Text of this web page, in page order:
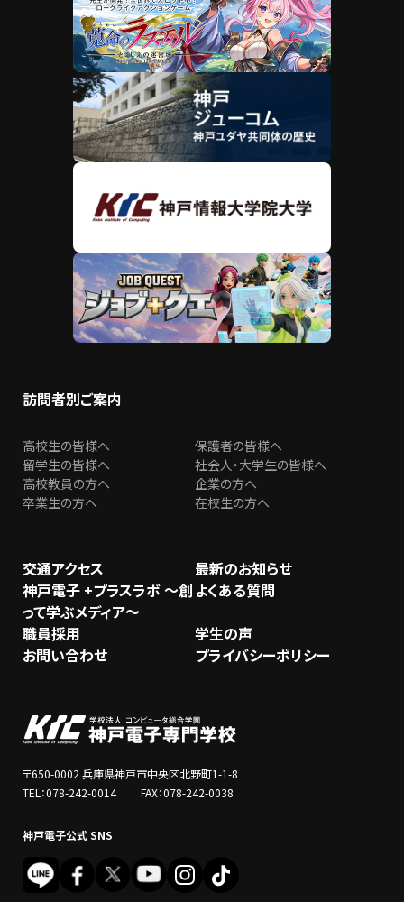
訪問者別ご案内
高校生の皆様へ
保護者の皆様へ
留学生の皆様へ
社会人・大学生の皆様へ
高校教員の方へ
企業の方へ
卒業生の方へ
在校生の方へ
交通アクセス
最新のお知らせ
神戸電子 +プラスラボ ～創
って学ぶメディア～
よくある質問
職員採用
学生の声
お問い合わせ
プライバシーポリシー
〒650-0002 兵庫県神戸市中央区北野町1-1-8
TEL：078-242-0014 FAX：078-242-0038
神戸電子公式 SNS